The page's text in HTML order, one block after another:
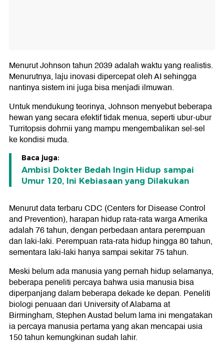
Menurut Johnson tahun 2039 adalah waktu yang realistis.
Menurutnya, laju inovasi dipercepat oleh AI sehingga
nantinya sistem ini juga bisa menjadi ilmuwan.
Untuk mendukung teorinya, Johnson menyebut beberapa
hewan yang secara efektif tidak menua, seperti ubur-ubur
Turritopsis dohrnii yang mampu mengembalikan sel-sel
ke kondisi muda.
Baca juga:
Ambisi Dokter Bedah Ingin Hidup sampai
Umur 120, Ini Kebiasaan yang Dilakukan
Menurut data terbaru CDC (Centers for Disease Control
and Prevention), harapan hidup rata-rata warga Amerika
adalah 76 tahun, dengan perbedaan antara perempuan
dan laki-laki. Perempuan rata-rata hidup hingga 80 tahun,
sementara laki-laki hanya sampai sekitar 75 tahun.
Meski belum ada manusia yang pernah hidup selamanya,
beberapa peneliti percaya bahwa usia manusia bisa
diperpanjang dalam beberapa dekade ke depan. Peneliti
biologi penuaan dari University of Alabama at
Birmingham, Stephen Austad belum lama ini mengatakan
ia percaya manusia pertama yang akan mencapai usia
150 tahun kemungkinan sudah lahir.